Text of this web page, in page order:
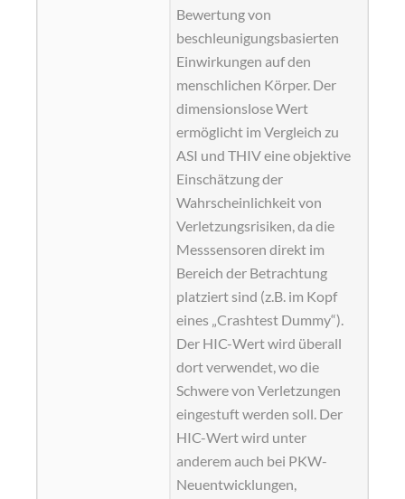
Bewertung von
beschleunigungsbasierten
Einwirkungen auf den
menschlichen Körper. Der
dimensionslose Wert
ermöglicht im Vergleich zu
ASI und THIV eine objektive
Einschätzung der
Wahrscheinlichkeit von
Verletzungsrisiken, da die
Messsensoren direkt im
Bereich der Betrachtung
platziert sind (z.B. im Kopf
eines „Crashtest Dummy“).
Der HIC-Wert wird überall
dort verwendet, wo die
Schwere von Verletzungen
eingestuft werden soll. Der
HIC-Wert wird unter
anderem auch bei PKW-
Neuentwicklungen,